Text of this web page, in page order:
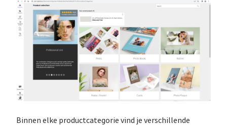
Binnen elke productcategorie vind je verschillende